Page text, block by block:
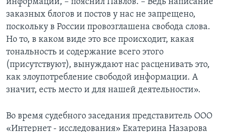
информации, – пояснил Павлов. – Ведь написание
заказных блогов и постов у нас не запрещено,
поскольку в России провозглашена свобода слова.
Но то, в каком виде это все происходит, какая
тональность и содержание всего этого
(присутствуют), вынуждают нас расценивать это,
как злоупотребление свободой информации. А
значит, есть место и для нашей деятельности».
Во время судебного заседания представитель ООО
«Интернет - исследования» Екатерина Назарова